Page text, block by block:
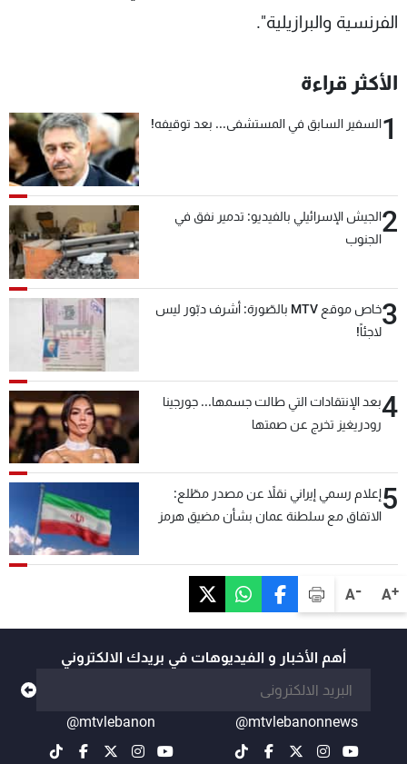
A+
A-
الفرنسية والبرازيلية".
الأكثر قراءة
1السفير السابق في المستشفى... بعد توقيفه!
2الجيش الإسرائيلي بالفيديو: تدمير نفق في
الجنوب
3
خاص موقع MTV بالصّورة: أشرف دبّور ليس
لاجئاً!
4بعد الإنتقادات التي طالت جسمها... جورجينا
رودريغيز تخرج عن صمتها
5إعلام رسمي إيراني نقلاً عن مصدر مطّلع:
الاتفاق مع سلطنة عمان بشأن مضيق هرمز
أهم الأخبار و الفيديوهات في بريدك الالكتروني
@mtvlebanonnews
@mtvlebanon